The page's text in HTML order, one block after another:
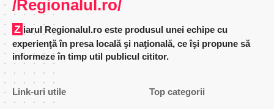
/Regionalul.ro/
Ziarul Regionalul.ro este produsul unei echipe cu
experienţă în presa locală şi naţională, ce îşi propune să
informeze în timp util publicul cititor.
Link-uri utile Top categorii